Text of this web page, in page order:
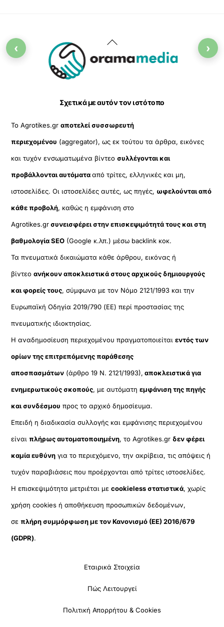
Back
To
Σχετικά με αυτόν τον ιστότοπο
Το Agrotikes.grαποτελεί συσσωρευτή
περιεχομένου (aggregator), ως εκ τούτου τα άρθρα, εικόνες
και τυχόν ενσωματωμένα βίντεοσυλλέγονται και
προβάλλονται αυτόματααπό τρίτες, ελληνικές και μη,
ιστοσελίδες. Οι ιστοσελίδες αυτές, ως πηγές, ωφελούνται από
κάθε προβολή, καθώς η εμφάνιση στο
Agrotikes.grσυνεισφέρει στην επισκεψιμότητά τους και στη
βαθμολογία SEO (Google κ.λπ.) μέσω backlink κοκ.
Τα πνευματικά δικαιώματα κάθε άρθρου, εικόνας ή
βίντεοανήκουν αποκλειστικά στους αρχικούς δημιουργούς
και φορείς τους, σύμφωνα με τον Νόμο 2121/1993 και την
Ευρωπαϊκή Οδηγία 2019/790 (ΕΕ) περί προστασίας της
πνευματικής ιδιοκτησίας.
Η αναδημοσίευση περιεχομένου πραγματοποιείταιεντός των
ορίων της επιτρεπόμενης παράθεσης
αποσπασμάτων (άρθρο 19 Ν. 2121/1993), αποκλειστικά για
ενημερωτικούς σκοπούς, με αυτόματηεμφάνιση της πηγής
και συνδέσμου προς το αρχικό δημοσίευμα.
Επειδή η διαδικασία συλλογής και εμφάνισης περιεχομένου
είναιπλήρως αυτοματοποιημένη, το Agrotikes.gr δεν φέρει
καμία ευθύνη για το περιεχόμενο, την ακρίβεια, τις απόψεις ή
τυχόν παραβιάσεις που προέρχονται από τρίτες ιστοσελίδες.
Η επισκεψιμότητα μετριέται μεcookieless στατιστικά, χωρίς
χρήση cookies ή αποθήκευση προσωπικών δεδομένων,
σεπλήρη συμμόρφωση με τον Κανονισμό (ΕΕ) 2016/679
(GDPR).
Εταιρικά Στοιχεία
Πώς Λειτουργεί
Πολιτική Απορρήτου & Cookies
‹ ›